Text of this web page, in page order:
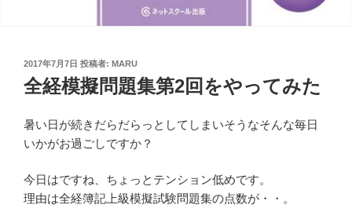
投
稿
日:
2017年7月7日 投稿者: MARU
全経模擬問題集第2回をやってみた
暑い日が続きだらだらっとしてしまいそうなそんな毎日
いかがお過ごしですか？
今日はですね、ちょっとテンション低めです。
理由は全経簿記上級模擬試験問題集の点数が・・。